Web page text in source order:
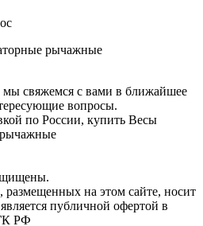
рычажные
мы свяжемся с вами в ближайшее
вопросы.
на этом сайте, носит
публичной офертой в
РФ